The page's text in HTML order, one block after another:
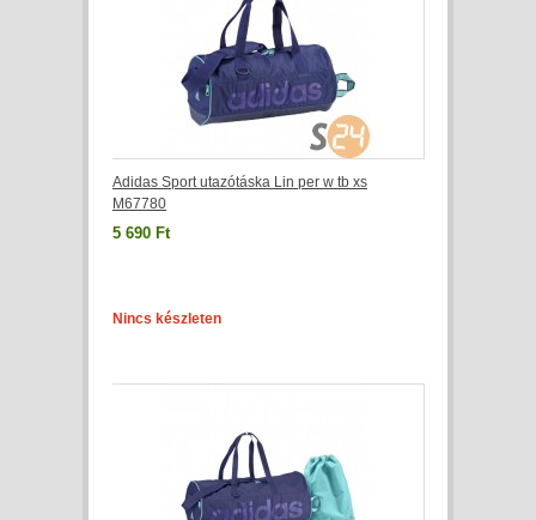
Adidas Sport utazótáska Lin per w tb xs
M67780
5 690 Ft
Nincs készleten